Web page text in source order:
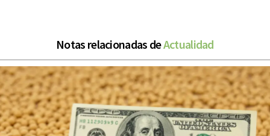
Notas relacionadas deActualidad